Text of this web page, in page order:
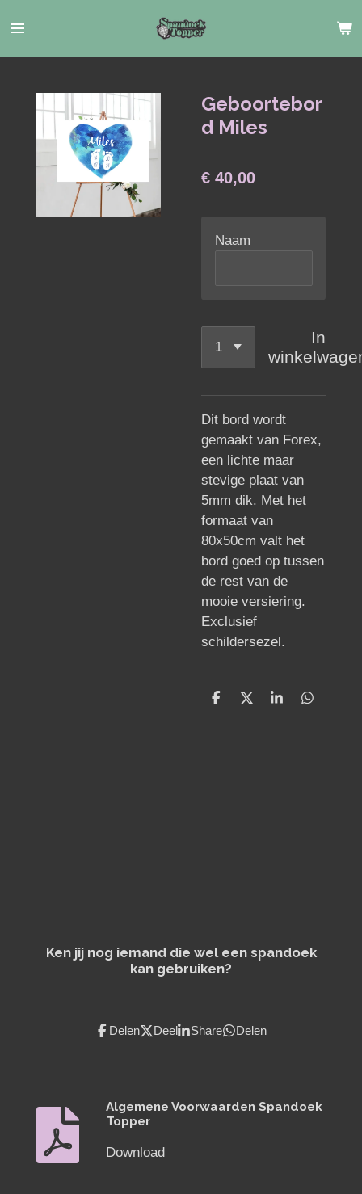
direct
naar
hoofdinhoud
Geboortebor
d Miles
€ 40,00
Naam
In
Dit bord wordt
gemaakt van Forex,
een lichte maar
stevige plaat van
5mm dik. Met het
formaat van
80x50cm valt het
bord goed op tussen
de rest van de
mooie versiering.
Exclusief
schildersezel.
D
D
S
D
Ken jij nog iemand die wel een spandoek
kan gebruiken?
Delen Deel Share Delen
Algemene Voorwaarden Spandoek
Topper
Download